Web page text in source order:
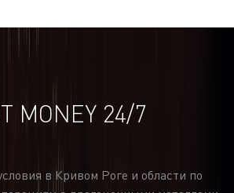
MONEY 24/7
в Кривом Роге и области по